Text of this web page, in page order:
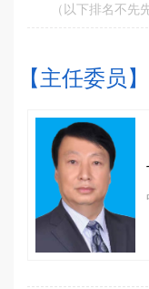
（以下排名不先
【主任委员】